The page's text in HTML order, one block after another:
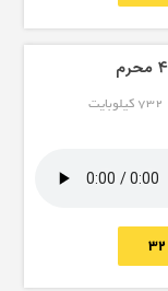
732 کیلوبایت